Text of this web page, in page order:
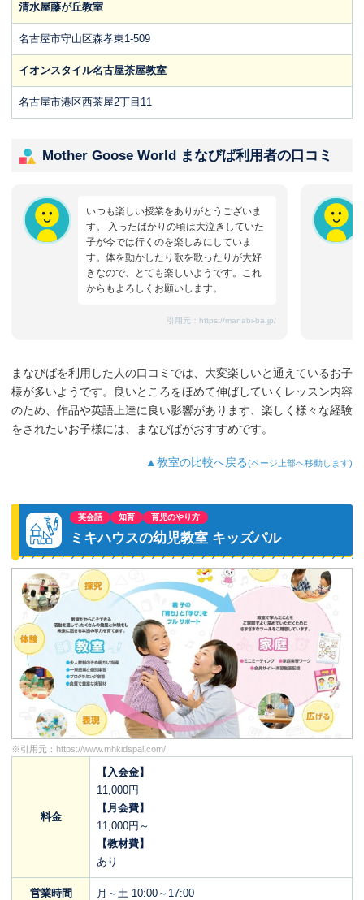
清水屋藤が丘教室
名古屋市守山区森孝東1-509
イオンスタイル名古屋茶屋教室
名古屋市港区西茶屋2丁目11
Mother Goose World まなびば利用者の口コミ
いつも楽しい授業をありがとうございま
す。 入ったばかりの頃は大泣きしていた
子が今では行くのを楽しみにしていま
す。体を動かしたり歌を歌ったりが大好
きなので、とても楽しいようです。これ
からもよろしくお願いします。
引用元： https://manabi-ba.jp/
まなびばを利用した人の口コミでは、大変楽しいと通えているお子
様が多いようです。良いところをほめて伸ばしていくレッスン内容
のため、作品や英語上達に良い影響があります、楽しく様々な経験
をされたいお子様には、まなびばがおすすめです。
▲教室の比較へ戻る(ページ上部へ移動します)
英会話 知育 育児のやり方
ミキハウスの幼児教室 キッズパル
※引用元： https://www.mhkidspal.com/
料金
【入会金】
11,000円
【月会費】
11,000円～
【教材費】
あり
営業時間 月～土 10:00～17:00